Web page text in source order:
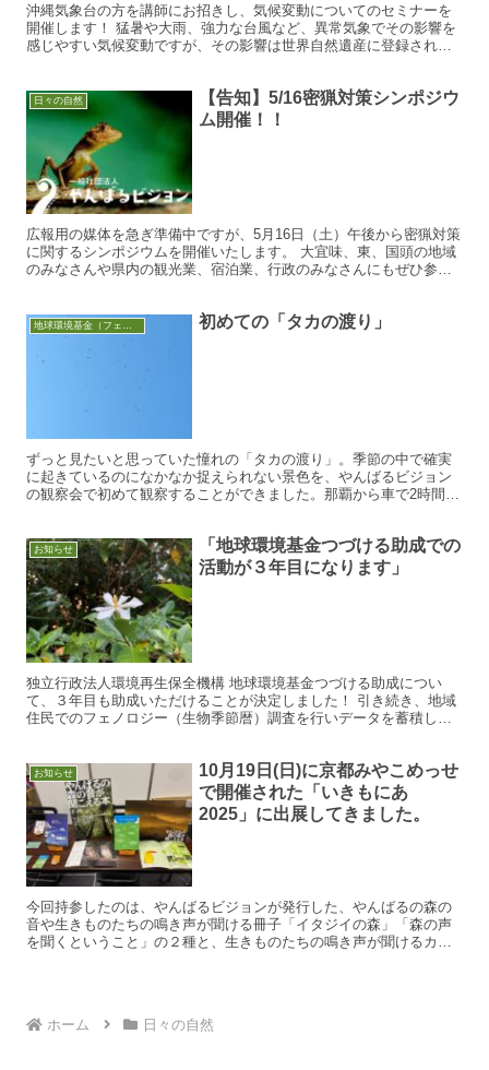
沖縄気象台の方を講師にお招きし、気候変動についてのセミナーを
開催します！ 猛暑や大雨、強力な台風など、異常気象でその影響を
感じやすい気候変動ですが、その影響は世界自然遺産に登録された
日々の自然
【告知】5/16密猟対策シンポジウ
ム開催！！
広報用の媒体を急ぎ準備中ですが、5月16日（土）午後から密猟対策
に関するシンポジウムを開催いたします。 大宜味、東、国頭の地域
のみなさんや県内の観光業、宿泊業、行政のみなさんにもぜひ参加
初めての「タカの渡り」
ずっと見たいと思っていた憧れの「タカの渡り」。季節の中で確実
に起きているのになかなか捉えられない景色を、やんばるビジョン
の観察会で初めて観察することができました。那覇から車で2時間半
お知らせ
「地球環境基金つづける助成での
活動が３年目になります」
独立行政法人環境再生保全機構 地球環境基金つづける助成につい
て、３年目も助成いただけることが決定しました！ 引き続き、地域
住民でのフェノロジー（生物季節暦）調査を行いデータを蓄積して
お知らせ
10月19日(日)に京都みやこめっせ
で開催された「いきもにあ
2025」に出展してきました。
今回持参したのは、やんばるビジョンが発行した、やんばるの森の
音や生きものたちの鳴き声が聞ける冊子「イタジイの森」「森の声
を聞くということ」の２種と、生きものたちの鳴き声が聞けるカー
ホーム 日々の自然